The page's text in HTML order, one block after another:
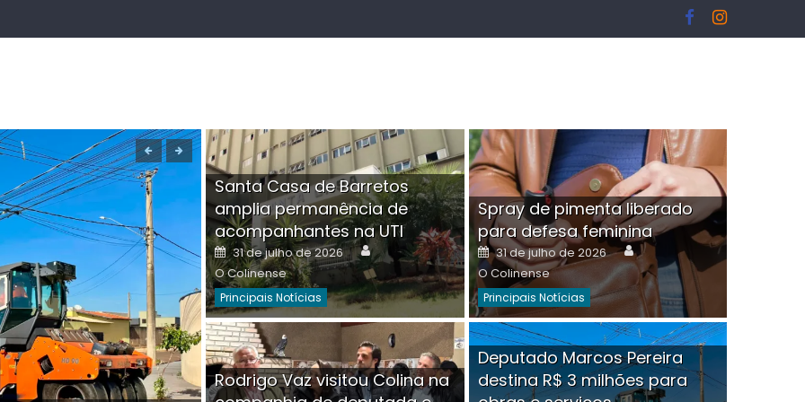
Boutique na Av. Ângelo Martins Tristão é
invadida por criminoso mascarado
Santa Casa de Barretos
amplia permanência de
acompanhantes na UTI
Posted
on
31 de julho de 2026 Author
O Colinense
Principais Notícias
Spray de pimenta liberado
para defesa feminina
Posted
on
31 de julho de 2026 Author
O Colinense
Principais Notícias
Rodrigo Vaz visitou Colina na
Deputado Marcos Pereira
destina R$ 3 milhões para